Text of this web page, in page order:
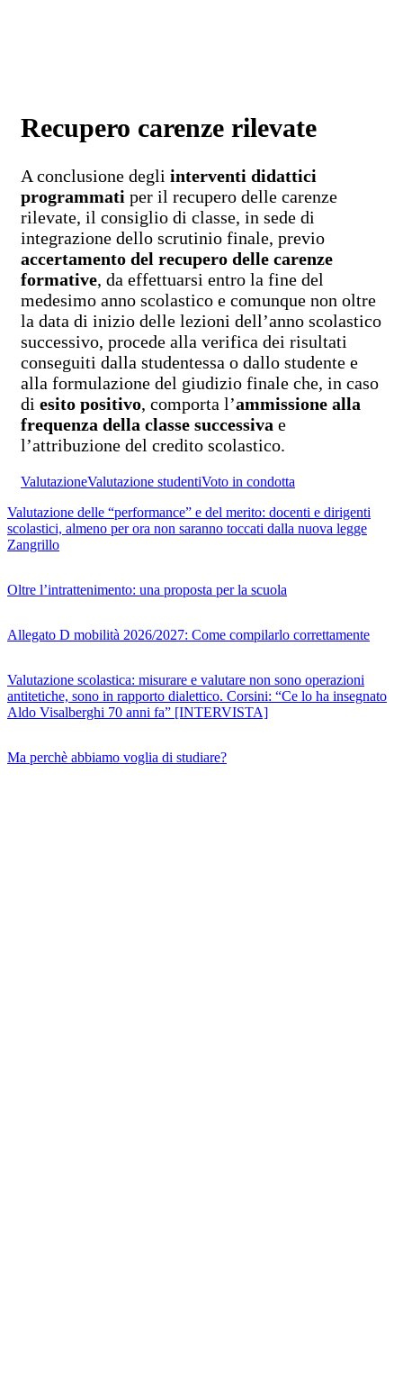
Recupero carenze rilevate
A conclusione degli interventi didattici
programmati per il recupero delle carenze
rilevate, il consiglio di classe, in sede di
integrazione dello scrutinio finale, previo
accertamento del recupero delle carenze
formative, da effettuarsi entro la fine del
medesimo anno scolastico e comunque non oltre
la data di inizio delle lezioni dell’anno scolastico
successivo, procede alla verifica dei risultati
conseguiti dalla studentessa o dallo studente e
alla formulazione del giudizio finale che, in caso
di esito positivo, comporta l’ammissione alla
frequenza della classe successiva e
l’attribuzione del credito scolastico.
ValutazioneValutazione studentiVoto in condotta
Valutazione delle “performance” e del merito: docenti e dirigenti
scolastici, almeno per ora non saranno toccati dalla nuova legge
Zangrillo
Oltre l’intrattenimento: una proposta per la scuola
Allegato D mobilità 2026/2027: Come compilarlo correttamente
Valutazione scolastica: misurare e valutare non sono operazioni
antitetiche, sono in rapporto dialettico. Corsini: “Ce lo ha insegnato
Aldo Visalberghi 70 anni fa” [INTERVISTA]
Ma perchè abbiamo voglia di studiare?